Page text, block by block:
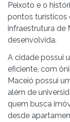
Peixoto e o
pontos turísticos
infraestrutura de
desenvolvida.
A cidade possui
eficiente, com
Maceió possui
além de
quem busca
desde